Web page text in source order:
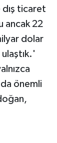
ticaret
ancak 22
dolar
önemli